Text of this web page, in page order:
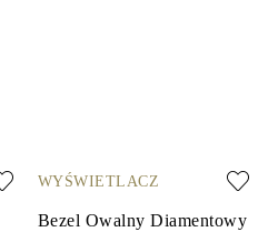
WYŚWIETLACZ
Bezel Owalny Diamentowy